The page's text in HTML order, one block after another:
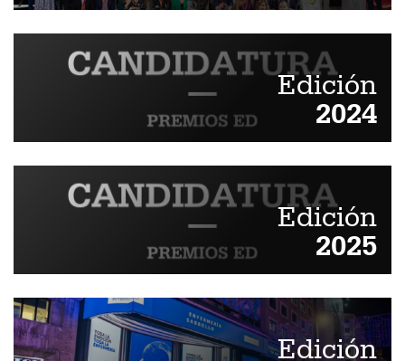
Edición
2024
Edición
2025
Edición